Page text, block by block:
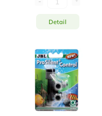
Detail